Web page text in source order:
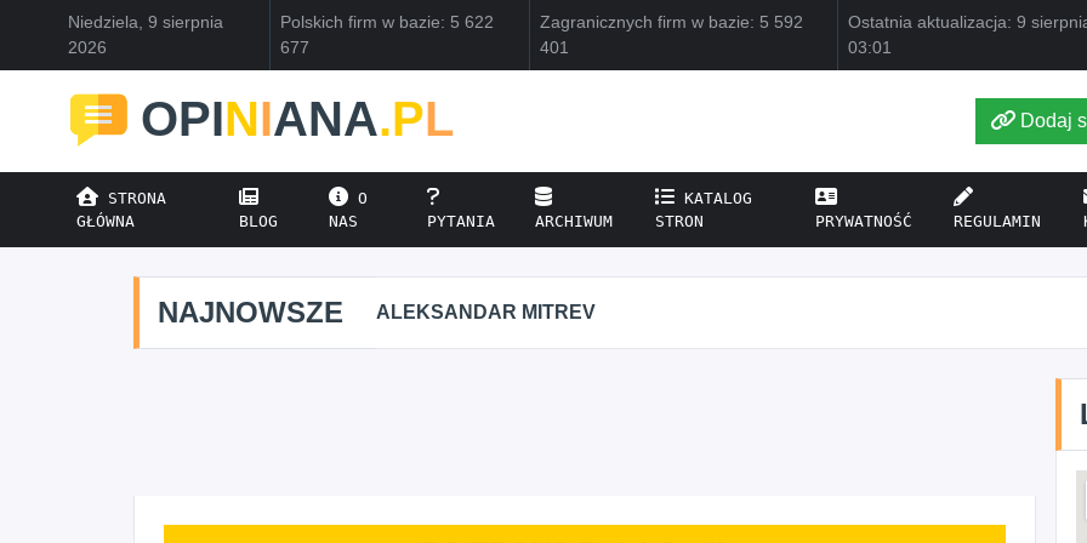
Niedziela, 9 sierpnia
2026
Polskich firm w bazie: 5 622
677
Zagranicznych firm w bazie: 5 592
401
Ostatnia aktualizacja: 9
03:01
OPINIANA.PL Dodaj
STRONA
GŁÓWNA
BLOG
O
NAS
PYTANIA ARCHIWUM
KATALOG
STRON
PRYWATNOŚĆ REGULAMIN
NAJNOWSZE ALEKSANDAR MITREV